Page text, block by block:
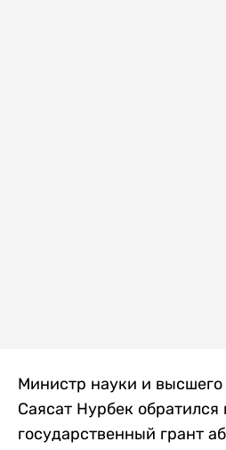
Министр науки и высшего
Саясат Нурбек
государственный грант